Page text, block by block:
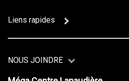
Liens rapides
NOUS JOINDRE